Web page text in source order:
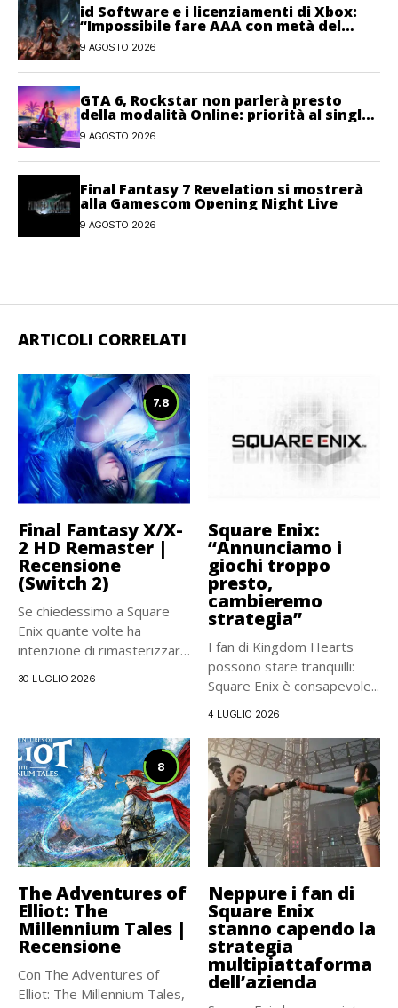
id Software e i licenziamenti di Xbox:
“Impossibile fare AAA con metà del
personale”
9 AGOSTO 2026
GTA 6, Rockstar non parlerà presto
della modalità Online: priorità al single-
player
9 AGOSTO 2026
Final Fantasy 7 Revelation si mostrerà
alla Gamescom Opening Night Live
9 AGOSTO 2026
ARTICOLI CORRELATI
7.8
Final Fantasy X/X-
2 HD Remaster |
Recensione
(Switch 2)
Se chiedessimo a Square
Enix quante volte ha
intenzione di rimasterizzare
30 LUGLIO 2026
Square Enix:
“Annunciamo i
giochi troppo
presto,
cambieremo
strategia”
I fan di Kingdom Hearts
possono stare tranquilli:
Square Enix è consapevole...
4 LUGLIO 2026
8
The Adventures of
Elliot: The
Millennium Tales |
Recensione
Con The Adventures of
Elliot: The Millennium Tales,
Neppure i fan di
Square Enix
stanno capendo la
strategia
multipiattaforma
dell’azienda